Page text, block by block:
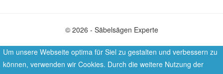
© 2026 - Säbelsägen Experte
Um unsere Webseite optima für Siel zu gestalten und verbessern zu
können, verwenden wir Cookies. Durch die weitere Nutzung der